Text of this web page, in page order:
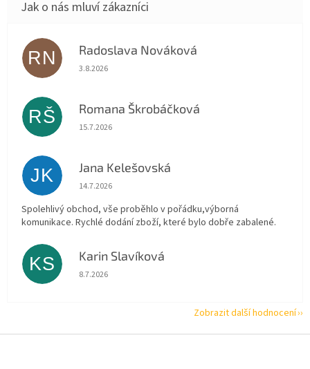
RN Radoslava Nováková
Hodnocení obchodu je 5 z 5 hvězdiček.
3.8.2026
RŠ Romana Škrobáčková
Hodnocení obchodu je 5 z 5 hvězdiček.
15.7.2026
JK Jana Kelešovská
Hodnocení obchodu je 5 z 5 hvězdiček.
14.7.2026
Spolehlivý obchod, vše proběhlo v pořádku,výborná
komunikace. Rychlé dodání zboží, které bylo dobře zabalené.
KS Karin Slavíková
Hodnocení obchodu je 5 z 5 hvězdiček.
8.7.2026
Zobrazit další hodnocení